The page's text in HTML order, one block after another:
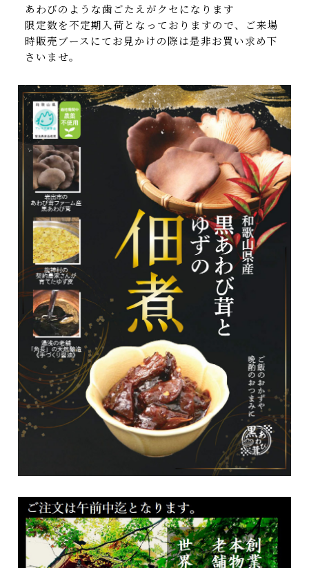
あわびのような歯ごたえがクセになります
限定数を不定期入荷となっておりますので、ご来場
時販売ブースにてお見かけの際は是非お買い求め下
さいませ。